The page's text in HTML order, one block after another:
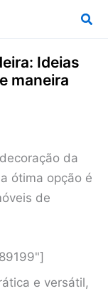
Ideias
maneira
da
ótima opção é
de
e versátil,